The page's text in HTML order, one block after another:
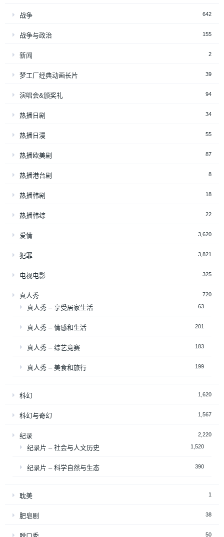
战争 642
战争与政治 155
新闻 2
梦工厂经典动画长片 39
演唱会&颁奖礼 94
热播日剧 34
热播日漫 55
热播欧美剧 87
热播港台剧 8
热播韩剧 18
热播韩综 22
爱情 3,620
犯罪 3,821
电视电影 325
真人秀 720
真人秀 – 享受居家生活 63
真人秀 – 情感和生活 201
真人秀 – 综艺竞赛 183
真人秀 – 美食和旅行 199
科幻 1,620
科幻与奇幻 1,567
纪录 2,220
纪录片 – 社会与人文历史 1,520
纪录片 – 科学自然与生态 390
耽美 1
肥皂剧 38
50